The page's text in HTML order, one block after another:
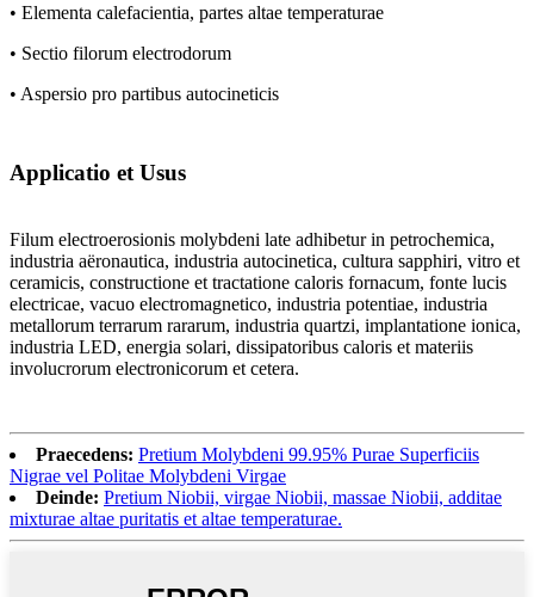
• Elementa calefacientia, partes altae temperaturae
• Sectio filorum electrodorum
• Aspersio pro partibus autocineticis
Applicatio et Usus
Filum electroerosionis molybdeni late adhibetur in petrochemica,
industria aëronautica, industria autocinetica, cultura sapphiri, vitro et
ceramicis, constructione et tractatione caloris fornacum, fonte lucis
electricae, vacuo electromagnetico, industria potentiae, industria
metallorum terrarum rararum, industria quartzi, implantatione ionica,
industria LED, energia solari, dissipatoribus caloris et materiis
involucrorum electronicorum et cetera.
Praecedens: Pretium Molybdeni 99.95% Purae Superficiis
Nigrae vel Politae Molybdeni Virgae
Deinde: Pretium Niobii, virgae Niobii, massae Niobii, additae
mixturae altae puritatis et altae temperaturae.